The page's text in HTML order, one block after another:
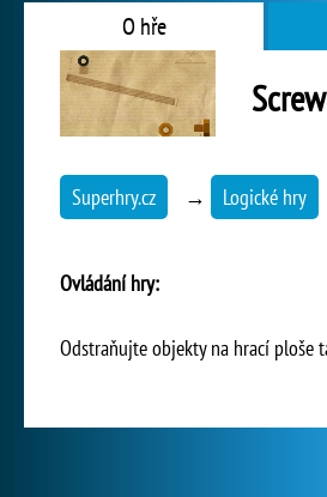
O hře
Superhry.cz → Logické hry
Ovládání hry:
Odstraňujte objekty na hrací ploše